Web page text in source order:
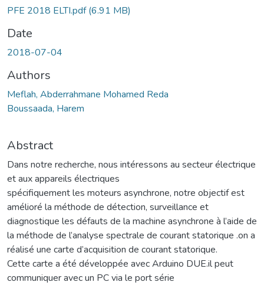
PFE 2018 ELTI.pdf(6.91 MB)
Date
2018-07-04
Authors
Meflah, Abderrahmane Mohamed Reda
Boussaada, Harem
Abstract
Dans notre recherche, nous intéressons au secteur électrique
et aux appareils électriques
spécifiquement les moteurs asynchrone, notre objectif est
amélioré la méthode de détection, surveillance et
diagnostique les défauts de la machine asynchrone à l’aide de
la méthode de l’analyse spectrale de courant statorique .on a
réalisé une carte d’acquisition de courant statorique.
Cette carte a été développée avec Arduino DUE.il peut
communiquer avec un PC via le port série